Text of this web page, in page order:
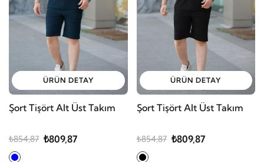
ÜRÜN DETAY
Şort Tişört Alt Üst Takım
₺854,87 ₺809,87
ÜRÜN DETAY
Şort Tişört Alt Üst Takım
₺854,87 ₺809,87